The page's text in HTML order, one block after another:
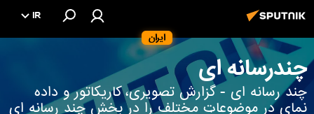
ایران
IR
چندرسانه ای
چند رسانه ای - گزارش تصویری، کاریکاتور و داده